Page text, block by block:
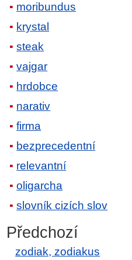
moribundus
krystal
steak
vajgar
hrdobce
narativ
firma
bezprecedentní
relevantní
oligarcha
slovník cizích slov
Předchozí
zodiak, zodiakus